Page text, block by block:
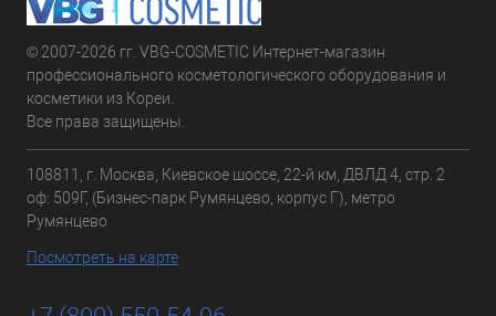
© 2007-2026 гг. VBG-COSMETIC Интернет-магазин
профессионального косметологического оборудования и
косметики из Кореи.
Все права защищены.
108811, г. Москва, Киевское шоссе, 22-й км, ДВЛД 4, стр. 2
оф: 509Г, (Бизнес-парк Румянцево, корпус Г), метро
Румянцево
Посмотреть на карте